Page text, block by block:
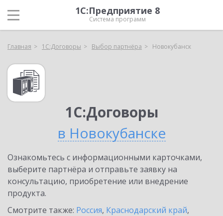
1С:Предприятие 8
Система программ
Главная 1С:Договоры Выбор партнёра Новокубанск
1С:Договоры
в Новокубанске
Ознакомьтесь с информационными карточками,
выберите партнёра и отправьте заявку на
консультацию, приобретение или внедрение
продукта.
Смотрите также: Россия, Краснодарский край,